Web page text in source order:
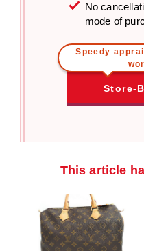
No
mode of
Speedy
Store-
This article